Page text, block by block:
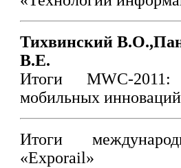
Тихвинский
В.Е.
Итоги MWC-
мобильных инноваций
Итоги
«Exporail»